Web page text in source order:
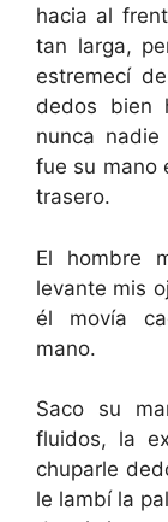
hacia al
tan larga,
estremecí
dedos bien
nunca
fue su mano
trasero.
El hombre
levante mis
él movía
mano.
Saco su
fluidos, la
chuparle
le lambí la